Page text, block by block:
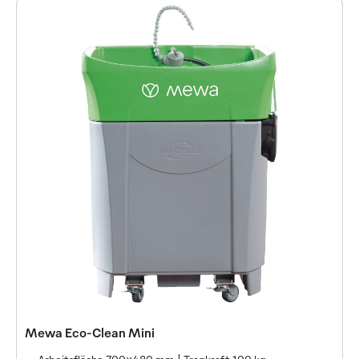
Mewa Eco-Clean Maxi
Mewa Eco-Clean Mini